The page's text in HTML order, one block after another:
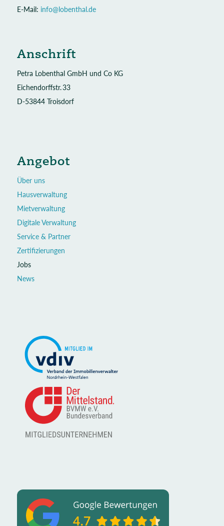
E-Mail: info@lobenthal.de
Anschrift
Petra Lobenthal GmbH und Co KG
Eichendorffstr. 33
D-53844 Troisdorf
Angebot
Über uns
Hausverwaltung
Mietverwaltung
Digitale Verwaltung
Service & Partner
Zertifizierungen
Jobs
News